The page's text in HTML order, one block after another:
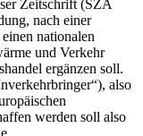
Zeitschrift (SZA
nach einer
nationalen
und Verkehr
ergänzen soll.
also
werden soll also